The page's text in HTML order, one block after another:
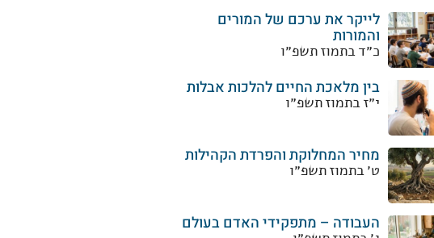
לייקר את ערכם של המורים
והמורות
כ״ד בתמוז תשפ״ו
בין מלאכת החיים להלכות אבלות
י״ז בתמוז תשפ״ו
מחיר המחלוקת והפרדת הקהילות
ט׳ בתמוז תשפ״ו
העבודה – מתפקידי האדם בעולם